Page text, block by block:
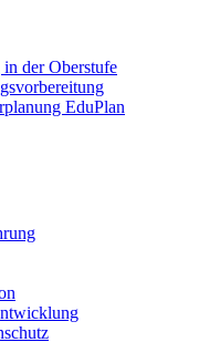
der Oberstufe
EduPlan